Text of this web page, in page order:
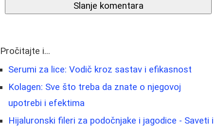
Slanje komentara
Pročitajte i...
Serumi za lice: Vodič kroz sastav i efikasnost
Kolagen: Sve što treba da znate o njegovoj
upotrebi i efektima
Hijaluronski fileri za podočnjake i jagodice - Saveti i